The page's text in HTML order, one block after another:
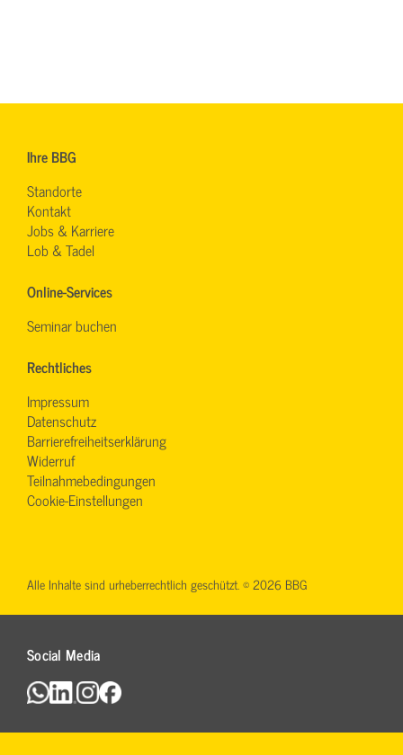
Ihre BBG
Standorte
Kontakt
Jobs & Karriere
Lob & Tadel
Online-Services
Seminar buchen
Rechtliches
Impressum
Datenschutz
Barrierefreiheitserklärung
Widerruf
Teilnahmebedingungen
Cookie-Einstellungen
Social Media
Alle Inhalte sind urheberrechtlich geschützt. © 2026 BBG